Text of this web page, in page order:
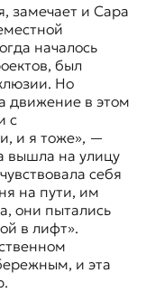
замечает и Сара
началось
был
Но
движение в этом
с
и я тоже», —
вышла на улицу
себя
на пути, им
они пытались
в лифт».
и эта